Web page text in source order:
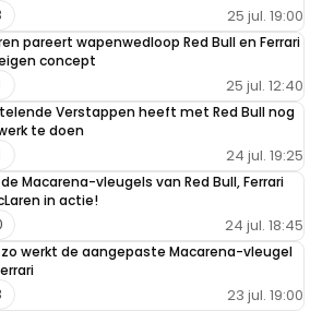
25 jul. 19:00
pareert wapenwedloop Red Bull en Ferrari
concept
25 jul. 12:40
Verstappen heeft met Red Bull nog
te doen
24 jul. 19:25
Macarena-vleugels van Red Bull, Ferrari
in actie!
24 jul. 18:45
zo werkt de aangepaste Macarena-vleugel
23 jul. 19:00